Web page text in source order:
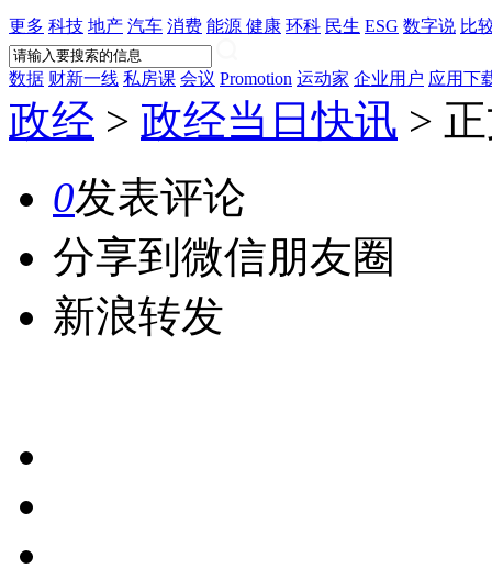
更多 科技 地产 汽车 消费 能源 健康 环科 民生 ESG 数字说 比
数据 财新一线 私房课 会议 Promotion 运动家 企业用户 应用下
政经 > 政经当日快讯 >
0发表评论
分享到微信朋友圈
新浪转发